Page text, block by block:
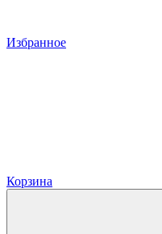
Избранное
Корзина